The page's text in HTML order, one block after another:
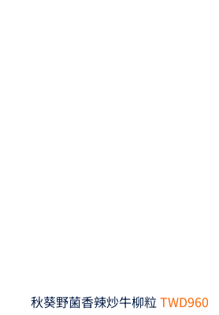
秋葵野菌香辣炒牛柳粒TWD960